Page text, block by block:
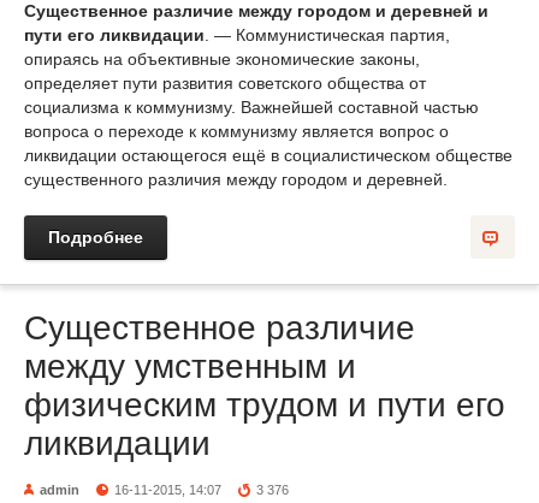
Существенное различие между городом и деревней и
пути его ликвидации . — Коммунистическая партия,
опираясь на объективные экономические законы,
определяет пути развития советского общества от
социализма к коммунизму. Важнейшей составной частью
вопроса о переходе к коммунизму является вопрос о
ликвидации остающегося ещё в социалистическом обществе
существенного различия между городом и деревней.
Подробнее
Существенное различие
между умственным и
физическим трудом и пути его
ликвидации
admin 16-11-2015, 14:07 3 376